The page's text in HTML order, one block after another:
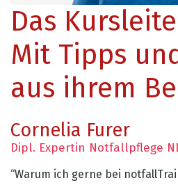
Das
Mit Tipps
aus ihrem
Cornelia Furer
Dipl. Expertin Notfallpflege
“Warum ich gerne bei